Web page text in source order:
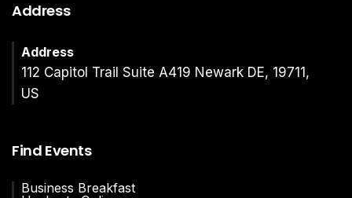
Address
Address
112 Capitol Trail Suite A419 Newark DE, 19711,
US
Find Events
Business Breakfast